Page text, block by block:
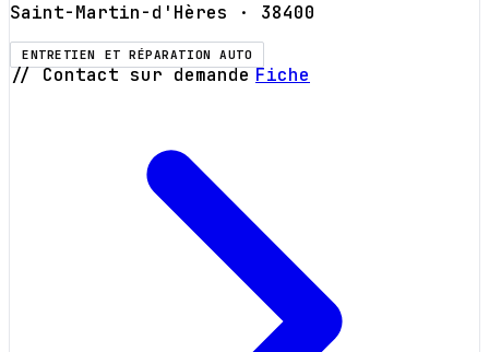
Saint-Martin-d'Hères · 38400
ENTRETIEN ET RÉPARATION AUTO
// Contact sur demande Fiche